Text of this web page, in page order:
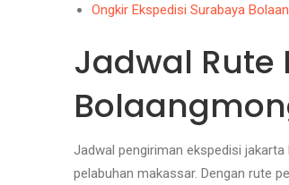
Ongkir Ekspedisi Surabaya
Jadwal Rute
Jadwal pengiriman ekspedisi
pelabuhan makassar. Dengan rute